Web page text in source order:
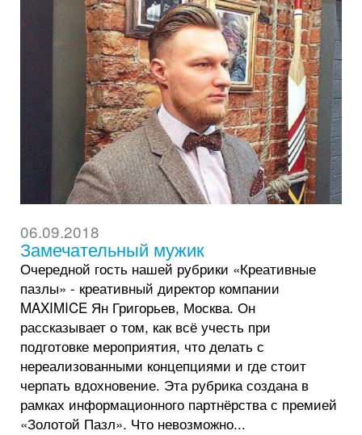
06.09.2018
Замечательный мужик
Очередной гость нашей рубрики «Креативные
пазлы» - креативный директор компании
MAXIMICE Ян Григорьев, Москва. Он
рассказывает о том, как всё учесть при
подготовке мероприятия, что делать с
нереализованными концепциями и где стоит
черпать вдохновение. Эта рубрика создана в
рамках информационного партнёрства с премией
«Золотой Пазл». Что невозможно...